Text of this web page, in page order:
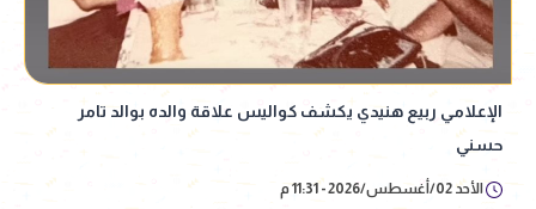
الإعلامي ربيع هنيدي يكشف كواليس علاقة والده بوالد تامر
حسني
الأحد 02/أغسطس/2026 - 11:31 م